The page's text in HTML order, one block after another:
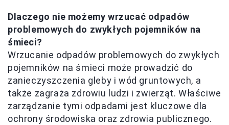
Dlaczego nie możemy wrzucać odpadów
problemowych do zwykłych pojemników na
śmieci?
Wrzucanie odpadów problemowych do zwykłych
pojemników na śmieci może prowadzić do
zanieczyszczenia gleby i wód gruntowych, a
także zagraża zdrowiu ludzi i zwierząt. Właściwe
zarządzanie tymi odpadami jest kluczowe dla
ochrony środowiska oraz zdrowia publicznego.